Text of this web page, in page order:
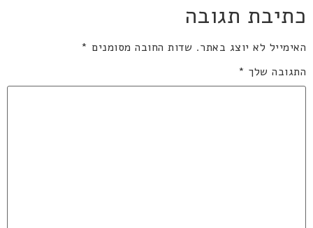
כתיבת תגובה
האימייל לא יוצג באתר. שדות החובה מסומנים *
התגובה שלך *